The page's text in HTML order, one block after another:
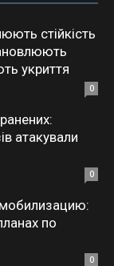
стійкість
укриття
0
атакували
0
по
0